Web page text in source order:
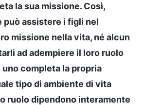
la sua missione. Così,
può assistere i figli nel
missione nella vita, né alcun
ad adempiere il loro ruolo
uno completa la propria
tipo di ambiente di vita
ruolo dipendono interamente